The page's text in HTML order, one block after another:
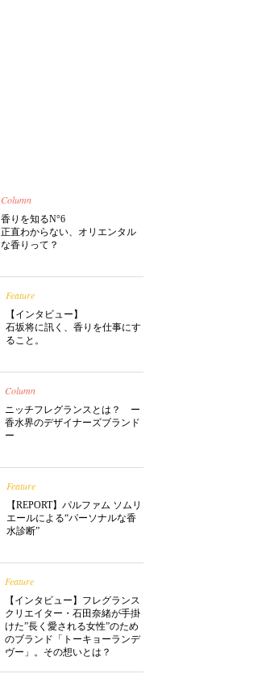
Column
香りを知るN°6
正直わからない、オリエンタル
な香りって？
Feature
【インタビュー】
石坂将に訊く、香りを仕事にす
ること。
Column
ニッチフレグランスとは？ ー
香水界のデザイナーズブランド
ー
Feature
【REPORT】パルファム ソムリ
エールによる“パーソナルな香
水診断”
Feature
【インタビュー】フレグランス
クリエイター・石田奈緒が手掛
けた”長く愛される女性”のため
のブランド「トーキョーランデ
ヴー」。その想いとは？